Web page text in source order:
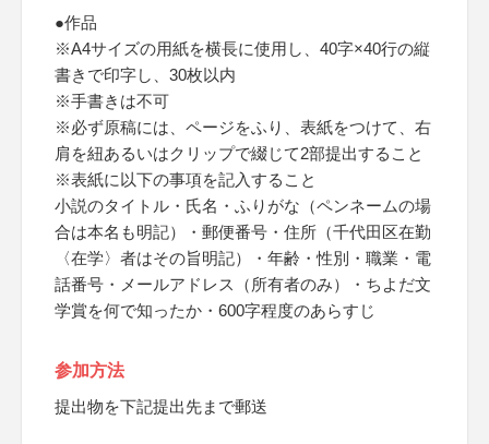
●作品
※A4サイズの用紙を横長に使用し、40字×40行の縦
書きで印字し、30枚以内
※手書きは不可
※必ず原稿には、ページをふり、表紙をつけて、右
肩を紐あるいはクリップで綴じて2部提出すること
※表紙に以下の事項を記入すること
小説のタイトル・氏名・ふりがな（ペンネームの場
合は本名も明記）・郵便番号・住所（千代田区在勤
〈在学〉者はその旨明記）・年齢・性別・職業・電
話番号・メールアドレス（所有者のみ）・ちよだ文
学賞を何で知ったか・600字程度のあらすじ
参加方法
提出物を下記提出先まで郵送